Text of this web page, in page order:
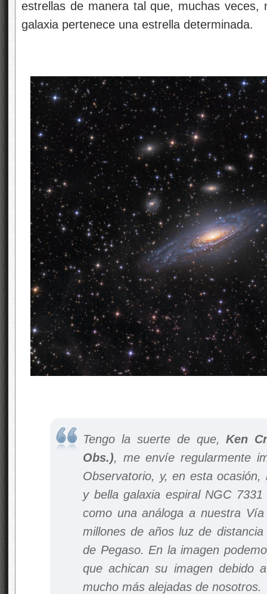
estrellas de manera tal que, muchas veces,
galaxia pertenece una estrella determinada.
Tengo la suerte de que,Ken
Obs.), me envíe regularmente
Observatorio, y, en esta
y bella galaxia espiral NGC
como una análoga a nuestra
millones de años luz de
de Pegaso. En la imagen
que achican su imagen debido
mucho más alejadas de nosotros.